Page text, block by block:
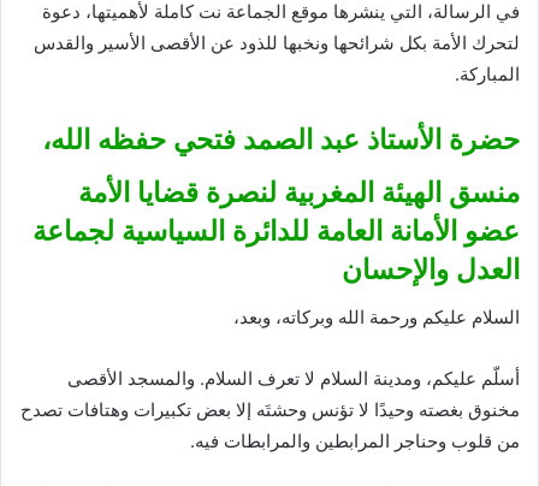
في الرسالة، التي ينشرها موقع الجماعة نت كاملة لأهميتها، دعوة
لتحرك الأمة بكل شرائحها ونخبها للذود عن الأقصى الأسير والقدس
المباركة.
حضرة الأستاذ عبد الصمد فتحي حفظه الله،
منسق الهيئة المغربية لنصرة قضايا الأمة
عضو الأمانة العامة للدائرة السياسية لجماعة
العدل والإحسان
السلام عليكم ورحمة الله وبركاته، وبعد،
أسلّم عليكم، ومدينة السلام لا تعرف السلام. والمسجد الأقصى
مخنوق بغصته وحيدًا لا تؤنس وحشتَه إلا بعض تكبيرات وهتافات تصدح
من قلوب وحناجر المرابطين والمرابطات فيه.